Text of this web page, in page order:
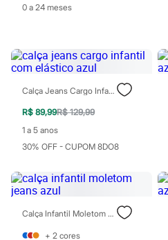
Tênis
Bermudas
Camisetas
Calças
Calçados
Regatas
Moda íntima
Cuecas
Meias
Pijamas
Personagens
Plus size
Blusas e Camisetas
Calças
Camisas
Casacos e Jaquetas
0 a 24 meses
Calça Jeans Cargo Infantil Com Elástico Azul
R$ 89,99R$ 129,99
1 a 5 anos
30% OFF - CUPOM 8DO8
Calça Infantil Moletom Jeans Azul
+ 2 cores